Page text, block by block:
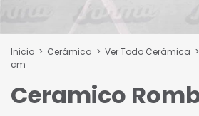
Inicio > Cerámica > Ver Todo Cerámica >
cm
Ceramico